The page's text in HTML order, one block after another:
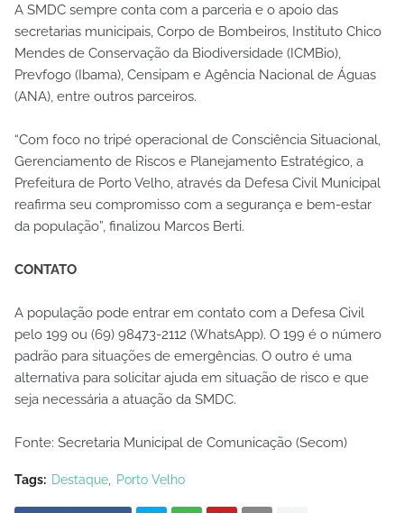
A SMDC sempre conta com a parceria e o apoio das
secretarias municipais, Corpo de Bombeiros, Instituto Chico
Mendes de Conservação da Biodiversidade (ICMBio),
Prevfogo (Ibama), Censipam e Agência Nacional de Águas
(ANA), entre outros parceiros.
“Com foco no tripé operacional de Consciência Situacional,
Gerenciamento de Riscos e Planejamento Estratégico, a
Prefeitura de Porto Velho, através da Defesa Civil Municipal
reafirma seu compromisso com a segurança e bem-estar
da população”, finalizou Marcos Berti.
CONTATO
A população pode entrar em contato com a Defesa Civil
pelo 199 ou (69) 98473-2112 (WhatsApp). O 199 é o número
padrão para situações de emergências. O outro é uma
alternativa para solicitar ajuda em situação de risco e que
seja necessária a atuação da SMDC.
Fonte: Secretaria Municipal de Comunicação (Secom)
Tags: Destaque Porto Velho